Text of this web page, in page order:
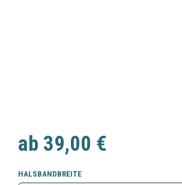
ab 39,00 €
HALSBANDBREITE